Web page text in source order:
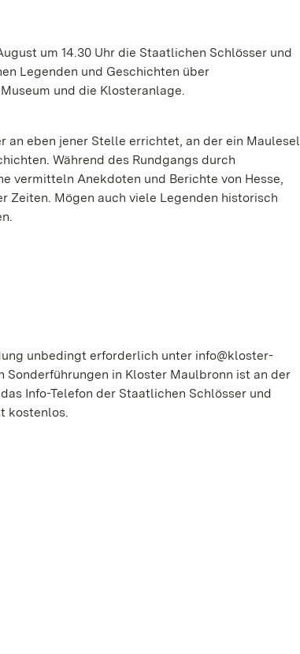
um 14.30 Uhr die Staatlichen Schlösser und
Legenden und Geschichten über
und die Klosteranlage.
an eben jener Stelle errichtet, an der ein Maulesel
Während des Rundgangs durch
vermitteln Anekdoten und Berichte von Hesse,
Zeiten. Mögen auch viele Legenden historisch
unbedingt erforderlich unter info@kloster-
Sonderführungen in Kloster Maulbronn ist an der
Info-Telefon der Staatlichen Schlösser und
kostenlos.